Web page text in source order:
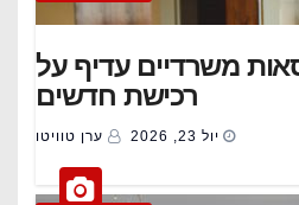
משרדיים עדיף על
רכישת חדשים
יול 23, 2026 ערן טוויטו